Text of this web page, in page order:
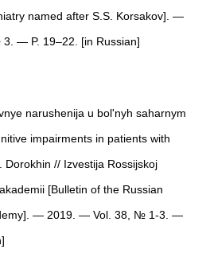
named after S.S. Korsakov]. —
— P. 19–22. [in Russian]
narushenija u bol'nyh saharnym
impairments in patients with
Dorokhin // Izvestija Rossijskoj
[Bulletin of the Russian
— 2019. — Vol. 38, № 1-3. —